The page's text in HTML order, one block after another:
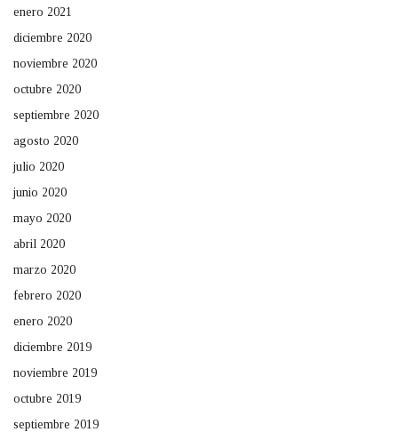
enero 2021
diciembre 2020
noviembre 2020
octubre 2020
septiembre 2020
agosto 2020
julio 2020
junio 2020
mayo 2020
abril 2020
marzo 2020
febrero 2020
enero 2020
diciembre 2019
noviembre 2019
octubre 2019
septiembre 2019